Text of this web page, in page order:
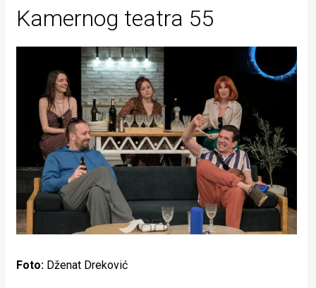
Film
Intervju
Kolumne
Kultura
Lifestyle
Beauty
Fashion
Zdravlje
Kamernog teatra 55
Foto: Dženat Dreković